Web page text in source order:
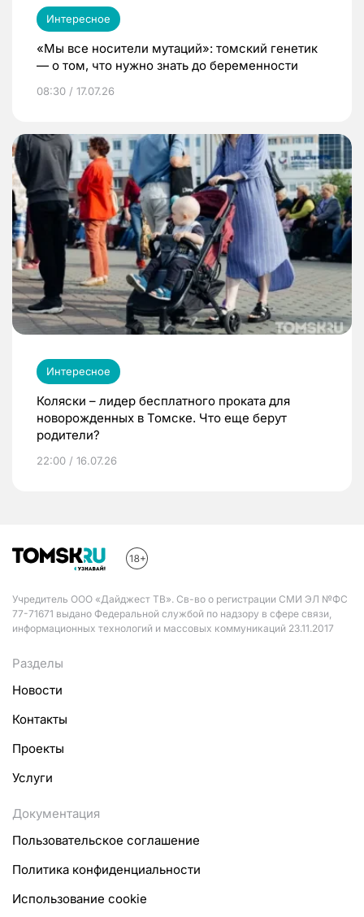
Интересное
«Мы все носители мутаций»: томский генетик
— о том, что нужно знать до беременности
08:30 / 17.07.26
Интересное
Коляски – лидер бесплатного проката для
новорожденных в Томске. Что еще берут
родители?
22:00 / 16.07.26
Учредитель ООО «Дайджест ТВ». Св-во о регистрации СМИ ЭЛ №ФС
77-71671 выдано Федеральной службой по надзору в сфере связи,
информационных технологий и массовых коммуникаций 23.11.2017
Разделы
Новости
Контакты
Проекты
Услуги
Документация
Пользовательское соглашение
Политика конфиденциальности
Использование cookie